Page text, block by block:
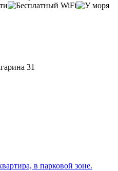
31
в парковой зоне.